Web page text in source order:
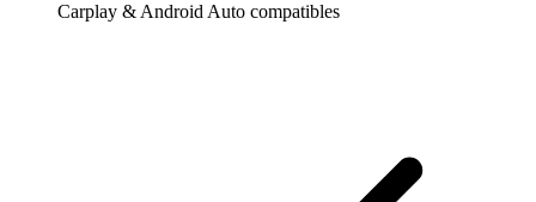
Carplay & Android Auto compatibles